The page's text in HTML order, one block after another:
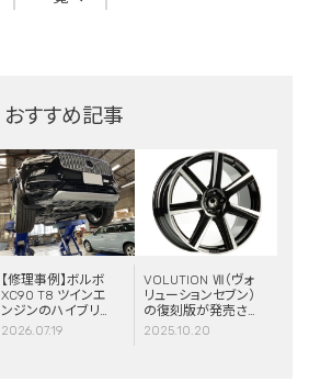
おすすめ記事
【修理事例】ボルボ
XC90 T8 ツインエ
ンジンのハイブリッ
ドシステム故障・
2026.07.19
VOLUTION Ⅶ（ヴォ
リューションセブン）
の復刻版が発売さ
れました！
2025.10.20